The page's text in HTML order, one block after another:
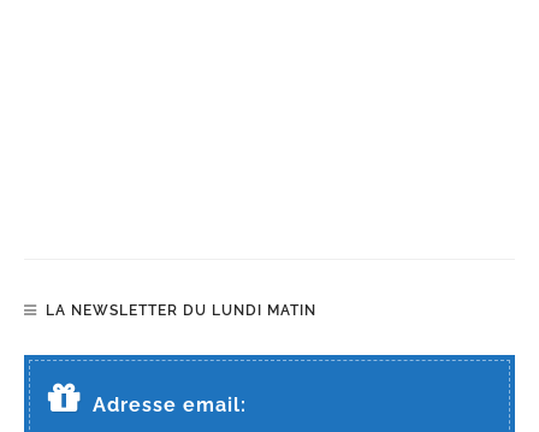
LA NEWSLETTER DU LUNDI MATIN
Adresse email: